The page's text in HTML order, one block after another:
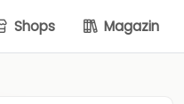
Shops Magazin